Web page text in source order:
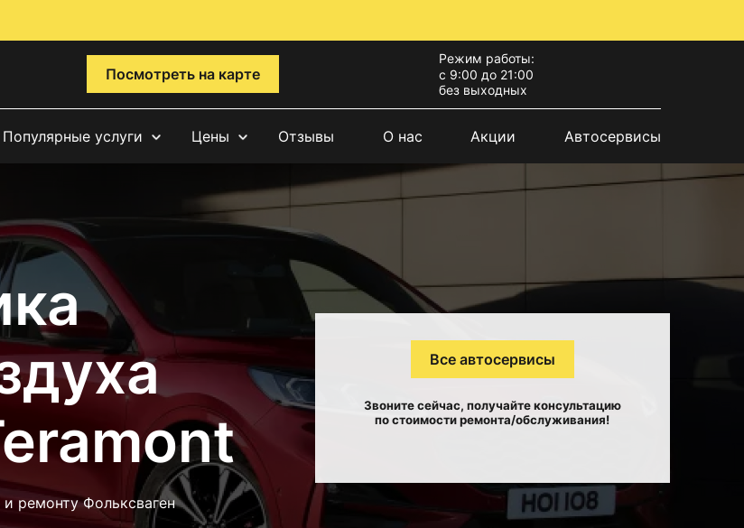
Посмотреть на карте
Режим работы:
с 9:00 до 21:00
без выходных
Популярные услуги Цены Отзывы О нас Акции Автосервисы
ремонту Фольксваген
Все автосервисы
Звоните сейчас, получайте консультацию
по стоимости ремонта/обслуживания!